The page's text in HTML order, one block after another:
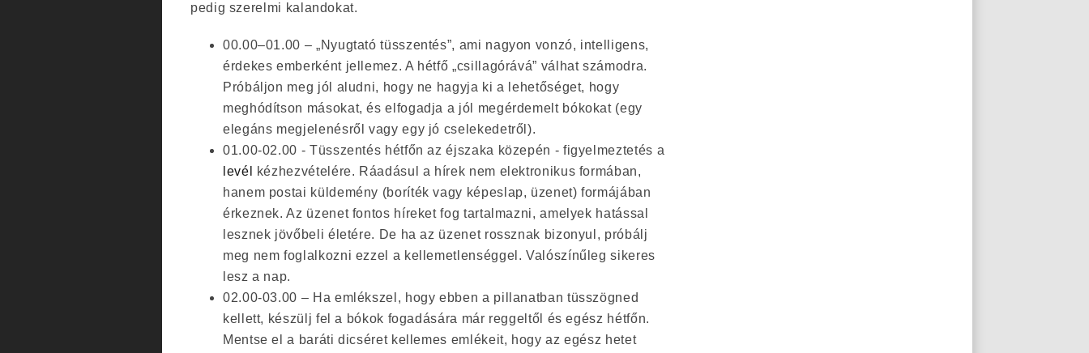
pedig szerelmi kalandokat.
00.00–01.00 – „Nyugtató tüsszentés”, ami nagyon vonzó, intelligens,
érdekes emberként jellemez. A hétfő „csillagórává” válhat számodra.
Próbáljon meg jól aludni, hogy ne hagyja ki a lehetőséget, hogy
meghódítson másokat, és elfogadja a jól megérdemelt bókokat (egy
elegáns megjelenésről vagy egy jó cselekedetről).
01.00-02.00 - Tüsszentés hétfőn az éjszaka közepén - figyelmeztetés a
levél
kézhezvételére. Ráadásul a hírek nem elektronikus formában,
hanem postai küldemény (boríték vagy képeslap, üzenet) formájában
érkeznek. Az üzenet fontos híreket fog tartalmazni, amelyek hatással
lesznek jövőbeli életére. De ha az üzenet rossznak bizonyul, próbálj
meg nem foglalkozni ezzel a kellemetlenséggel. Valószínűleg sikeres
lesz a nap.
02.00-03.00 – Ha emlékszel, hogy ebben a pillanatban tüsszögned
kellett, készülj fel a bókok fogadására már reggeltől és egész hétfőn.
Mentse el a baráti dicséret kellemes emlékeit, hogy az egész hetet